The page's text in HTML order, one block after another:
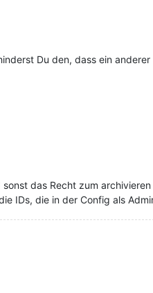
Du den, dass ein
sonst das Recht zum
IDs, die in der Config als